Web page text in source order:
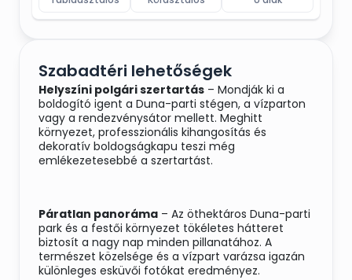
Szabadtéri lehetőségek
Helyszíni polgári szertartás – Mondják ki a
boldogító igent a Duna-parti stégen, a vízparton
vagy a rendezvénysátor mellett. Meghitt
környezet, professzionális kihangosítás és
dekoratív boldogságkapu teszi még
emlékezetesebbé a szertartást.
Páratlan panoráma – Az öthektáros Duna-parti
park és a festői környezet tökéletes hátteret
biztosít a nagy nap minden pillanatához. A
természet közelsége és a vízpart varázsa igazán
különleges esküvői fotókat eredményez.